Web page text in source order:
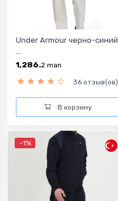
Under Armour черно-синий
1,286.2 man
36 отзыв(ов)
В корзину
-1%